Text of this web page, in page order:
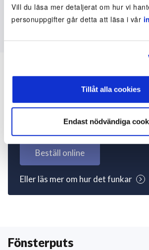
Vill du läsa mer detaljerat om hur vi
personuppgifter går detta att läsa i vår
Tillåt alla cookies
Endast nödvändiga
Inte kund
igång nu!
Beställ online
Eller läs mer om hur det funkar
Fönsterputs